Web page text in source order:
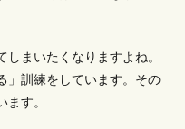
まいたくなりますよね。
」訓練をしています。その
す。